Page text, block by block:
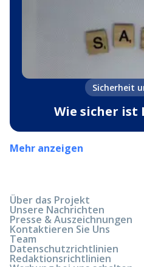
Sicherheit
Wie sicher ist
Mehr anzeigen
Über das Projekt
Unsere Nachrichten
Presse & Auszeichnungen
Kontaktieren Sie Uns
Team
Datenschutzrichtlinien
Redaktionsrichtlinien